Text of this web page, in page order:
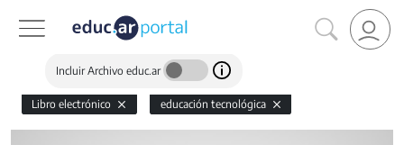
Incluir Archivo educ.ar
Libro electrónico educación tecnológica